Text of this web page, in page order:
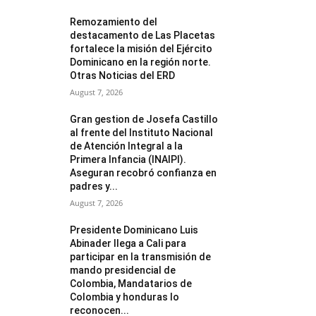
Remozamiento del
destacamento de Las Placetas
fortalece la misión del Ejército
Dominicano en la región norte.
Otras Noticias del ERD
August 7, 2026
Gran gestion de Josefa Castillo
al frente del Instituto Nacional
de Atención Integral a la
Primera Infancia (INAIPI).
Aseguran recobró confianza en
padres y...
August 7, 2026
Presidente Dominicano Luis
Abinader llega a Cali para
participar en la transmisión de
mando presidencial de
Colombia, Mandatarios de
Colombia y honduras lo
reconocen...